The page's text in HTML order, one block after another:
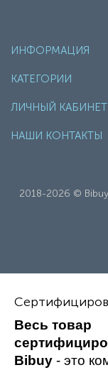
ИНФОРМАЦИЯ
КАТЕГОРИИ
ЛИЧНЫЙ КАБИНЕТ
НАШИ КОНТАКТЫ
2018-2026 ©
Весь товар
Bibuy - это